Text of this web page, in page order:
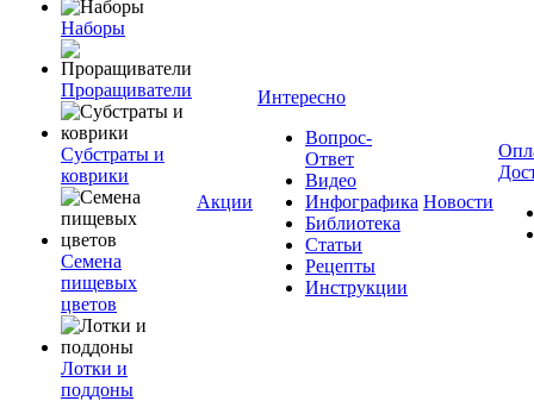
Наборы
Проращиватели
Субстраты и
коврики
Семена
пищевых
цветов
Лотки и
поддоны
Акции
Интересно
Вопрос-
Ответ
Видео
Инфографика
Библиотека
Статьи
Рецепты
Инструкции
Новости